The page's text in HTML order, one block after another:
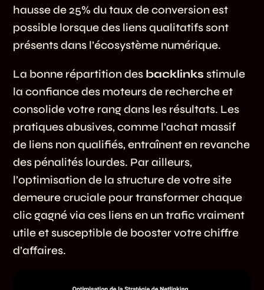
hausse de 25% du taux de conversion est
possible lorsque des liens qualitatifs sont
présents dans l’écosystème numérique.
La bonne répartition des backlinks stimule
la confiance des moteurs de recherche et
consolide votre rang dans les résultats. Les
pratiques abusives, comme l’achat massif
de liens non qualifiés, entraînent en revanche
des pénalités lourdes. Par ailleurs,
l’optimisation de la structure de votre site
demeure cruciale pour transformer chaque
clic gagné via ces liens en un trafic vraiment
utile et susceptible de booster votre chiffre
d’affaires.